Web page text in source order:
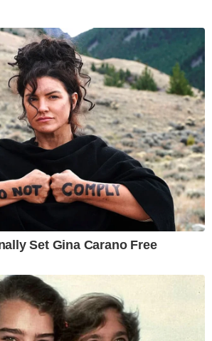
Set Gina Carano Free